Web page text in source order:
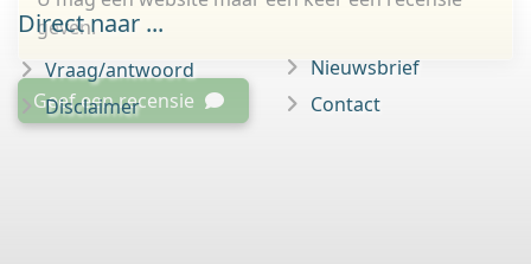
geven.
Geef een recensie
Direct naar ...
Vraag/antwoord
Disclaimer
Nieuwsbrief
Contact